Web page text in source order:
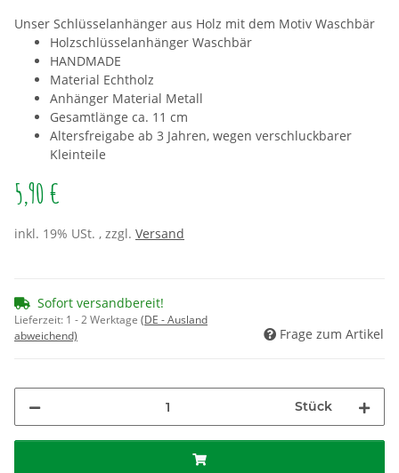
Unser Schlüsselanhänger aus Holz mit dem Motiv Waschbär
Holzschlüsselanhänger Waschbär
HANDMADE
Material Echtholz
Anhänger Material Metall
Gesamtlänge ca. 11 cm
Altersfreigabe ab 3 Jahren, wegen verschluckbarer
Kleinteile
5,90 €
inkl. 19% USt. , zzgl. Versand
Sofort versandbereit!
Lieferzeit: 1 - 2 Werktage (DE - Ausland
abweichend)
Frage zum Artikel
Stück